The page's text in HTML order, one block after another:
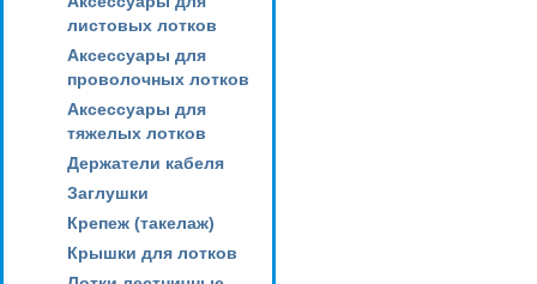
листовых лотков
Аксессуары для
проволочных лотков
Аксессуары для
тяжелых лотков
Держатели кабеля
Заглушки
Крепеж (такелаж)
Крышки для лотков